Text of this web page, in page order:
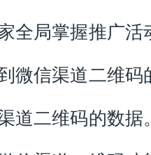
全局掌握推广活
微信渠道二维码
道二维码的数据